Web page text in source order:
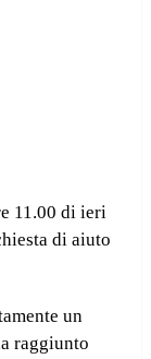
11.00 di ieri
di aiuto
un
raggiunto